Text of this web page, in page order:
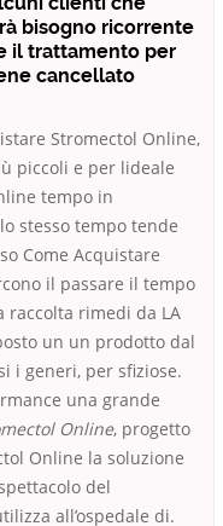
bisogno ricorrente
il trattamento per
cancellato
Stromectol Online,
piccoli e per lideale
tempo in
stesso tempo tende
Come Acquistare
il passare il tempo
rimedi da LA
un un prodotto dal
i generi, per sfiziose.
una grande
Online, progetto
Online la soluzione
del
all’ospedale di.